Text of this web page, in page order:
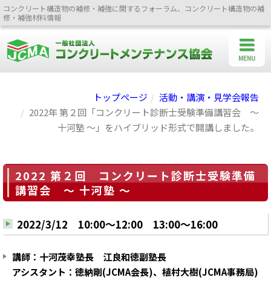
コンクリート構造物の補修・補強に関するフォーラム、コンクリート構造物の補
修・補強材料情報
トップページ
活動・講演・見学会報告
2022年 第２回「コンクリート診断士受験準備講習会 ～
十河塾 ～」をハイブリッド形式で開講しました。
2022 第２回 コンクリート診断士受験準備
講習会 ～ 十河塾 ～
2022/3/12 10:00～12:00 13:00～16:00
講師：十河茂幸塾長 江良和徳副塾長
アシスタント：徳納剛(JCMA会長)、植村大樹(JCMA事務局)
MENU